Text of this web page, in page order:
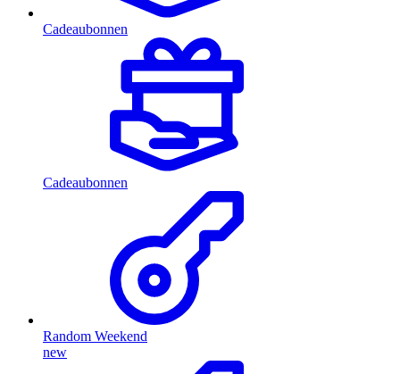
Cadeaubonnen
Cadeaubonnen
Random Weekend
new